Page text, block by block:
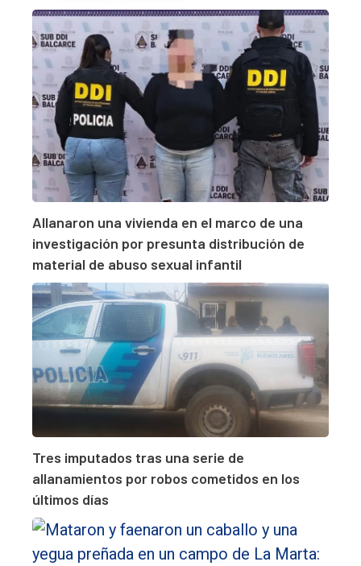
Allanaron una vivienda en el marco de una
investigación por presunta distribución de
material de abuso sexual infantil
Tres imputados tras una serie de
allanamientos por robos cometidos en los
últimos días